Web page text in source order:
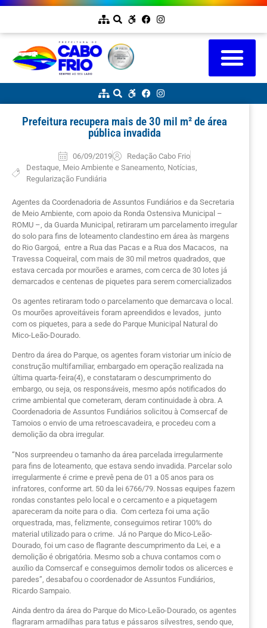
Prefeitura recupera mais de 30 mil m² de área
pública invadida
06/09/2019
Redação Cabo Frio
Destaque, Meio Ambiente e Saneamento, Notícias
Regularização Fundiária
Agentes da Coordenadoria de Assuntos Fundiários e da Secretaria
de Meio Ambiente, com apoio da Ronda Ostensiva Municipal –
ROMU –, da Guarda Municipal, retiraram um parcelamento irregular
do solo para fins de loteamento clandestino em área às margens
do Rio Gargoá, entre a Rua das Pacas e a Rua dos Macacos, na
Travessa Coqueiral, com mais de 30 mil metros quadrados, que
estava cercada por mourões e arames, com cerca de 30 lotes já
demarcados e centenas de piquetes para serem comercializados
Os agentes retiraram todo o parcelamento que demarcava o local.
Os mourões aproveitáveis foram apreendidos e levados, junto
com os piquetes, para a sede do Parque Municipal Natural do
Mico-Leão-Dourado.
Dentro da área do Parque, os agentes foram vistoriar um início de
construção multifamiliar, embargado em operação realizada na
última quarta-feira(4), e constataram o descumprimento do
embargo, ou seja, os responsáveis, mesmo após notificados do
crime ambiental que cometeram, deram continuidade à obra. A
Coordenadoria de Assuntos Fundiários solicitou à Comsercaf de
Tamoios o envio de uma retroescavadeira, e procedeu com a
demolição da obra irregular.
“Nos surpreendeu o tamanho da área parcelada irregularmente
para fins de loteamento, que estava sendo invadida. Parcelar solo
irregularmente é crime e prevê pena de 01 a 05 anos para os
infratores, conforme art. 50 da lei 6766/79. Nossas equipes fazem
rondas constantes pelo local e o cercamento e a piquetagem
apareceram da noite para o dia. Com certeza foi uma ação
orquestrada, mas, felizmente, conseguimos retirar 100% do
material utilizado para o crime. Já no Parque do Mico-Leão-
Dourado, foi um caso de flagrante descumprimento da Lei, e a
demolição é obrigatória. Mesmo sob a chuva contamos com o
auxílio da Comsercaf e conseguimos demolir todos os alicerces e
paredes”, desabafou o coordenador de Assuntos Fundiários,
Ricardo Sampaio.
Ainda dentro da área do Parque do Mico-Leão-Dourado, os agentes
flagraram armadilhas para tatus e pássaros silvestres, sendo que,